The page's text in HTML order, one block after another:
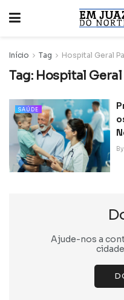
Início Tag Hospital Geral
Tag: Hospital
SAÚDE
By
Ajude-nos a